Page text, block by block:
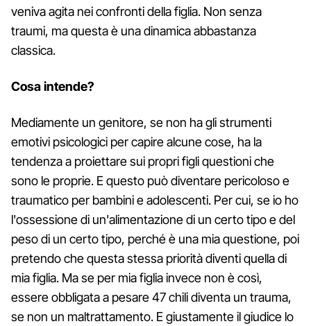
veniva agita nei confronti della figlia. Non senza
traumi, ma questa è una dinamica abbastanza
classica.
Cosa intende?
Mediamente un genitore, se non ha gli strumenti
emotivi psicologici per capire alcune cose, ha la
tendenza a proiettare sui propri figli questioni che
sono le proprie. E questo può diventare pericoloso e
traumatico per bambini e adolescenti. Per cui, se io ho
l'ossessione di un'alimentazione di un certo tipo e del
peso di un certo tipo, perché è una mia questione, poi
pretendo che questa stessa priorità diventi quella di
mia figlia. Ma se per mia figlia invece non è così,
essere obbligata a pesare 47 chili diventa un trauma,
se non un maltrattamento. E giustamente il giudice lo